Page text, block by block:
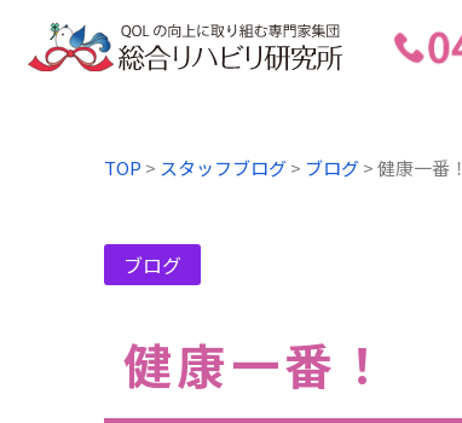
TOP > スタッフブログ> ブログ>健康一番！
ブログ
健康一番！